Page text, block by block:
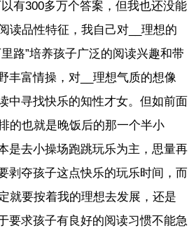
有300多万个答案，但我也还没能
读品性特征，我自己对__理想的
路”培养孩子广泛的阅读兴趣和带
丰富情操，对__理想气质的想像
中寻找快乐的知性才女。但如前面
的也就是晚饭后的那一个半小
是去小操场跑跳玩乐为主，思量再
剥夺孩子这点快乐的玩乐时间，而
就要按着我的理想去发展，还是
要求孩子有良好的阅读习惯不能急